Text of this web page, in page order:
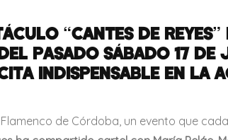
“CANTES DE
PASADO SÁBADO 17 DE
INDISPENSABLE EN LA
de Córdoba, un evento que